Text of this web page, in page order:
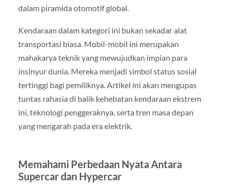
dalam piramida otomotif global.
Kendaraan dalam kategori ini bukan sekadar alat
transportasi biasa. Mobil-mobil ini merupakan
mahakarya teknik yang mewujudkan impian para
insinyur dunia. Mereka menjadi simbol status sosial
tertinggi bagi pemiliknya. Artikel ini akan mengupas
tuntas rahasia di balik kehebatan kendaraan ekstrem
ini, teknologi penggeraknya, serta tren masa depan
yang mengarah pada era elektrik.
Memahami Perbedaan Nyata Antara
Supercar dan Hypercar